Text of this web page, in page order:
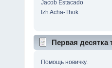
Jacob Estacado
Izh Acha-Thok
Первая десятка
Помощь новичку.